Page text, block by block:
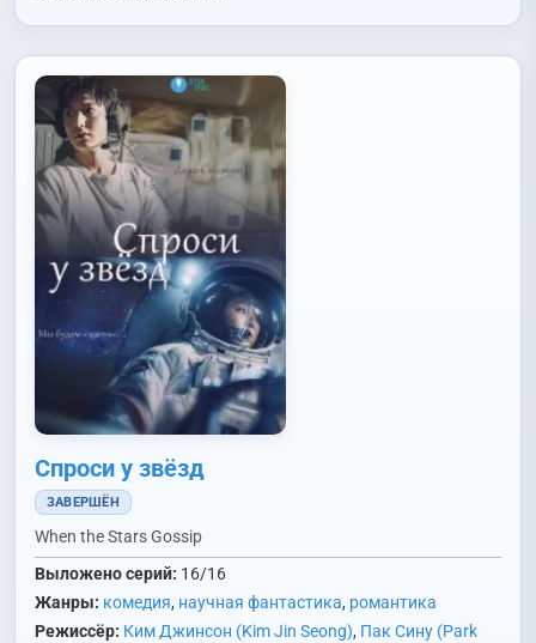
Nam),Чо Джонсок (Jo Jung Suk),Чо Джэрён (Jo Jae
Ryong),Чо Сонха (Jo Sung Ha),Чон Согён (Jung Suk Yong),
Чон Суджи (Jeon Soo Ji),Чхве Дэхун (Choi Dae Hoon)
Ечхан (Choi Ye Chan) ,Ян Гёнвон (Yang Kyung Won)
Спроси у звёзд
ЗАВЕРШЁН
When the Stars Gossip
Выложено серий: 16/16
Жанры: комедия, научная фантастика, романтика
Режиссёр: Ким Джинсон (Kim Jin Seong), Пак Сину (Park